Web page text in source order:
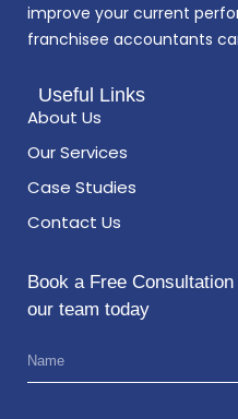
improve your current
franchisee accountants
Useful Links
About Us
Our Services
Case Studies
Contact Us
Book a Free
our team today